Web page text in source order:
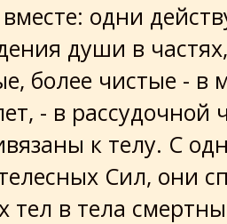
одни
души в
более чистые - в
- в рассудочной
к телу. С
Сил, они
тел в тела